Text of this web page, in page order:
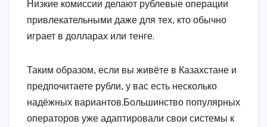
Низкие комиссии делают рублевые операции
привлекательными даже для тех, кто обычно
играет в долларах или тенге.
Таким образом, если вы живёте в Казахстане и
предпочитаете рубли, у вас есть несколько
надёжных вариантов.Большинство популярных
операторов уже адаптировали свои системы к